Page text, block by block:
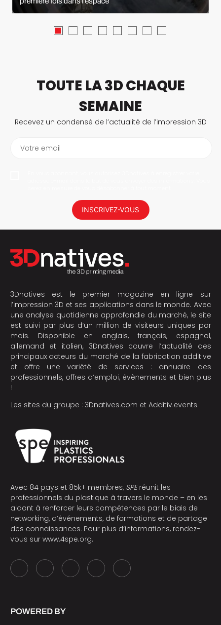
TOUTE LA 3D CHAQUE
SEMAINE
Recevez un condensé de l’actualité de l’impression 3D
Votre email
INSCRIVEZ-VOUS
3Dnatives est le premier magazine en ligne sur
l’impression 3D et ses applications dans le monde. Avec
une analyse quotidienne approfondie du marché, le site
est suivi par plus d’un million de visiteurs uniques par
mois. Disponible en anglais, français, espagnol,
allemand et italien, 3Dnatives couvre l’actualité des
principaux acteurs du marché de la fabrication additive
et offre une variété de services : annuaire des
professionnels, offres d’emploi, évènements et bien plus
!
Les sites du groupe : 3Dnatives.com et Additiv.events
Avec 84 pays et 85k+ membres, SPEréunit les
professionnels du plastique à travers le monde – en les
aidant à renforcer leurs compétences par le biais de
networking, d’événements, de formations et de partage
des connaissances. Pour plus d’informations, rendez-
vous sur www.4spe.org.
POWERED BY